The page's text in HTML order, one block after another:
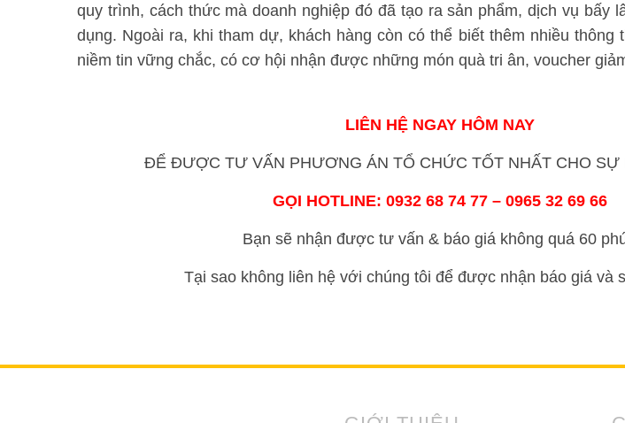
quy trình, cách thức mà doanh nghiệp đó đã tạo ra sản phẩm, dịch vụ bấy
dụng. Ngoài ra, khi tham dự, khách hàng còn có thể biết thêm nhiều thông
niềm tin vững chắc, có cơ hội nhận được những món quà tri ân, voucher
LIÊN HỆ NGAY HÔM NAY
ĐỂ ĐƯỢC TƯ VẤN PHƯƠNG ÁN TỔ CHỨC TỐT NHẤT CHO SỰ
GỌI HOTLINE: 0932 68 74 77 – 0965 32 69 66
Bạn sẽ nhận được tư vấn & báo giá không quá 60
Tại sao không liên hệ với chúng tôi để được nhận báo giá và